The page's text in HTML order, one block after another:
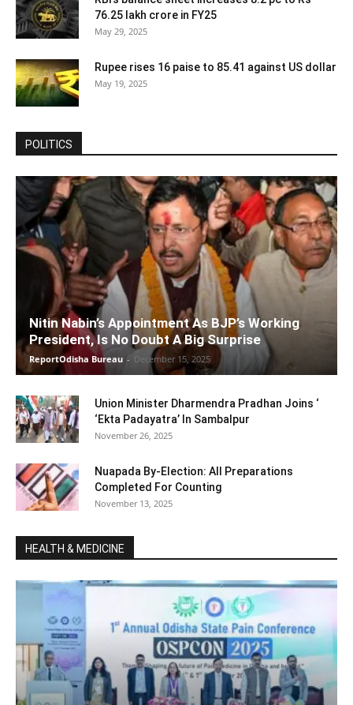
76.25 lakh crore in FY25
May 29, 2025
Rupee rises 16 paise to 85.41 against US dollar
May 19, 2025
POLITICS
Nitin Nabin’s Appointment As BJP’s Working
President, Is No Doubt A Big Surprise
ReportOdisha Bureau - December 15, 2025
Union Minister Dharmendra Pradhan Joins ‘
‘Ekta Padayatra’ In Sambalpur
November 26, 2025
Nuapada By-Election: All Preparations
Completed For Counting
November 13, 2025
HEALTH & MEDICINE